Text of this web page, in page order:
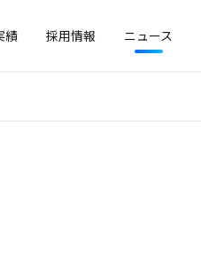
績 採用情報 ニュース